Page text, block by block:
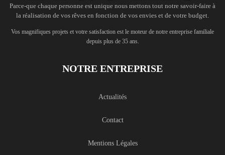
Parce-que chaque personne est unique nous mettons tout notre savoir-faire à
la réalisation de vos rêves en fonction de vos envies et de votre budget.
Vos magnifiques projets et votre satisfaction est le moteur de notre entreprise familiale
depuis plus de 35 ans.
NOTRE ENTREPRISE
Actualités
Contact
Mentions Légales